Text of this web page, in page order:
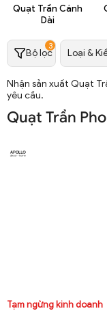
Quạt Trần Cánh
Dài
Bộ lọc
3
Loại &
Nhận sản xuất Quạt
yêu cầu.
Quạt Trần
Tạm ngừng kinh doanh